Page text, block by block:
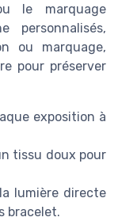
le marquage
personnalisés,
ou marquage,
pour préserver
exposition à
tissu doux pour
lumière directe
bracelet.